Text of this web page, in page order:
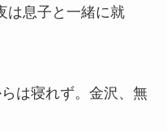
は息子と一緒に就
は寝れず。金沢、無